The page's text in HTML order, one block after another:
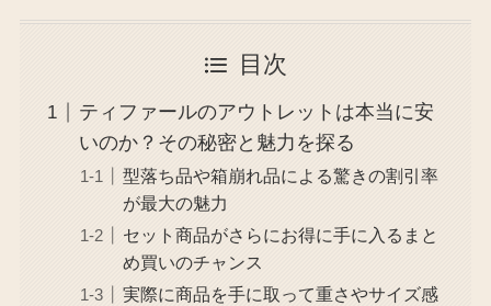
目次
ティファールのアウトレットは本当に安
いのか？その秘密と魅力を探る
型落ち品や箱崩れ品による驚きの割引率
が最大の魅力
セット商品がさらにお得に手に入るまと
め買いのチャンス
実際に商品を手に取って重さやサイズ感